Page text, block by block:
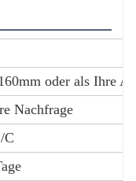
oder als Ihre
Nachfrage
C